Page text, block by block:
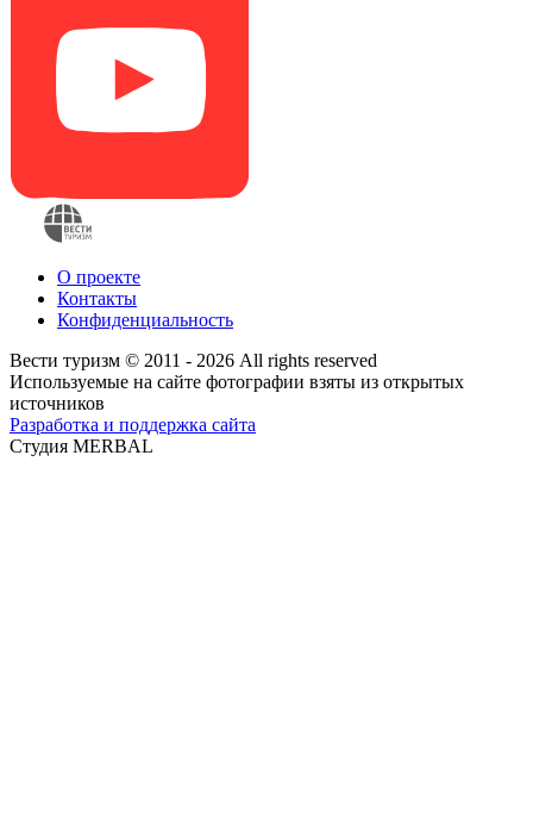
О проекте
Контакты
Конфиденциальность
Вести туризм © 2011 - 2026 All rights reserved
Используемые на сайте фотографии взяты из открытых
источников
Разработка и поддержка сайта
Студия MERBAL